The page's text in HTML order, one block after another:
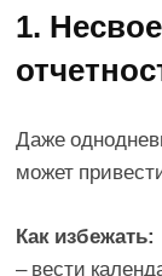
1.
Даже
может
Как избежать:
– вести